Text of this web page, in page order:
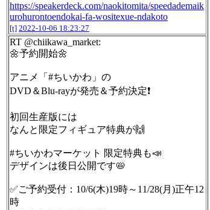
https://speakerdeck.com/naokitomita/speedademaik
urohurontoendokai-fa-wositexue-ndakoto
[t] 2022-10-06 18:23:27
RT @chiikawa_market:
🌼予約開始🌼
アニメ「#ちいかわ」の
DVD＆Blu-rayが発売＆予約決定❗️
初回生産版には
なんと限定フィギュア特典が🙌
#ちいかわマーケット 限定特典も📣
デザインは後日公開です📛
✅ご予約受付：10/6(木)19時～11/28(月)正午12
時